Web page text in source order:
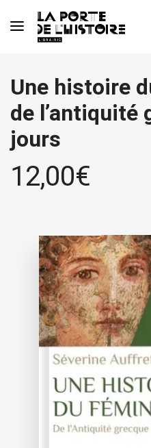
Une histoire
de l’antiquité
jours
12,00€